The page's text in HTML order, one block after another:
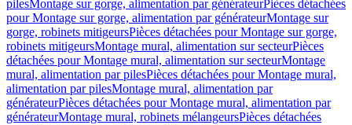
pilesMontage sur gorge, alimentation par générateurPièces détachées
pour Montage sur gorge, alimentation par générateurMontage sur
gorge, robinets mitigeursPièces détachées pour Montage sur gorge,
robinets mitigeursMontage mural, alimentation sur secteurPièces
détachées pour Montage mural, alimentation sur secteurMontage
mural, alimentation par pilesPièces détachées pour Montage mural,
alimentation par pilesMontage mural, alimentation par
générateurPièces détachées pour Montage mural, alimentation par
générateurMontage mural, robinets mélangeursPièces détachées